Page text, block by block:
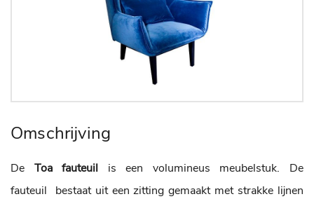
Omschrijving
De Toa fauteuil is een volumineus meubelstuk. De
fauteuil bestaat uit een zitting gemaakt met strakke lijnen